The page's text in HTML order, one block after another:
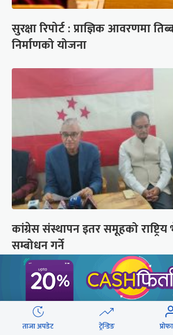
सुरक्षा रिपोर्ट : प्राज्ञिक आवरणमा
निर्माणको योजना
कांग्रेस संस्थापन इतर समूहको
सम्बोधन गर्ने
छुटाउनुभयो कि ?
संसद्लाई टेर्दैनन्
छन् सभामुख
ताजा अपडेट ट्रेन्डिङ